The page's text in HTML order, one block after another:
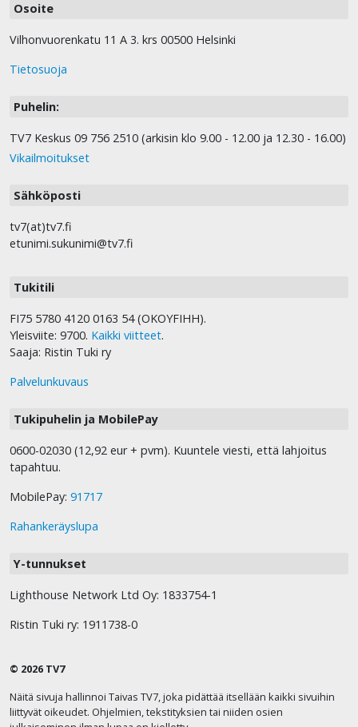
Osoite
Vilhonvuorenkatu 11 A 3. krs 00500 Helsinki
Tietosuoja
Puhelin:
TV7 Keskus 09 756 2510 (arkisin klo 9.00 - 12.00 ja 12.30 - 16.00)
Vikailmoitukset
Sähköposti
tv7(at)tv7.fi
etunimi.sukunimi@tv7.fi
Tukitili
FI75 5780 4120 0163 54 (OKOYFIHH).
Yleisviite: 9700. Kaikki viitteet.
Saaja: Ristin Tuki ry
Palvelunkuvaus
Tukipuhelin ja MobilePay
0600-02030 (12,92 eur + pvm). Kuuntele viesti, että lahjoitus
tapahtuu.
MobilePay: 91717
Rahankeräyslupa
Y-tunnukset
Lighthouse Network Ltd Oy: 1833754-1
Ristin Tuki ry: 1911738-0
© 2026 TV7
Näitä sivuja hallinnoi Taivas TV7, joka pidättää itsellään kaikki sivuihin
liittyvät oikeudet. Ohjelmien, tekstityksien tai niiden osien